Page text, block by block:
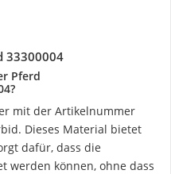
33300004
Pferd
mit der Artikelnummer
Dieses Material bietet
dafür, dass die
werden können, ohne dass